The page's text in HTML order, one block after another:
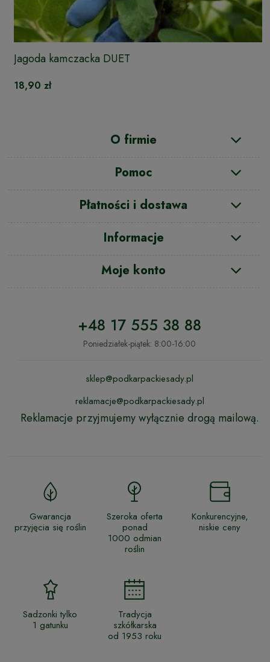
Jagoda kamczacka DUET
18,90 zł
O firmie
Pomoc
Płatności i dostawa
Informacje
Moje konto
+48 17 555 38 88
Poniedziałek-piątek: 8:00-16:00
sklep@podkarpackiesady.pl
reklamacje@podkarpackiesady.pl
Reklamacje przyjmujemy wyłącznie drogą mailową.
Gwarancja
przyjęcia się roślin
Szeroka oferta
ponad
1000 odmian
roślin
Konkurencyjne,
niskie ceny
Sadzonki tylko
1 gatunku
Tradycja
szkółkarska
od 1953 roku